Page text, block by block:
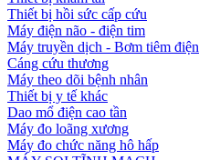
Thiết bị hồi sức cấp cứu
Máy điện não - điện tim
Máy truyền dịch - Bơm tiêm điện
Cáng cứu thương
Máy theo dõi bệnh nhân
Thiết bị y tế khác
Dao mổ điện cao tần
Máy đo loãng xương
Máy đo chức năng hô hấp